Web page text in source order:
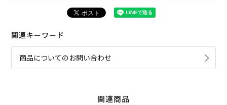
関連キーワード
商品についてのお問い合わせ
関連商品